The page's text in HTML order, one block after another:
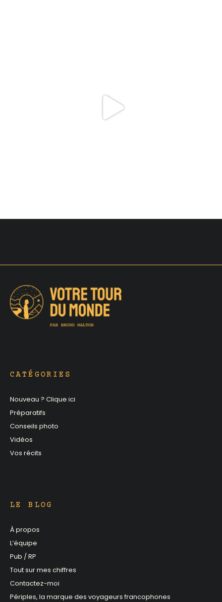
CATÉGORIES
Nouveau ? Clique ici
Préparatifs
Conseils photo
Vidéos
Vos récits
LE BLOG
À propos
L’équipe
Pub / RP
Tout sur mes chiffres
Contactez-moi
Périples, la marque des voyageurs francophones